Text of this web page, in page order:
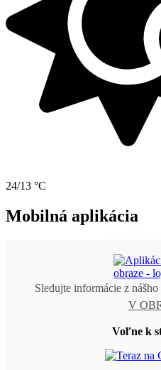
24/13 °C
Mobilná aplikácia
Sledujte informácie z
V
Voľne k